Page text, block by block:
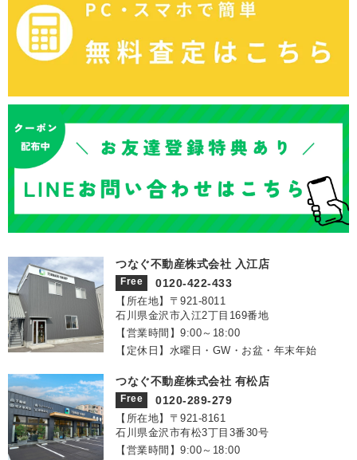
つなぐ不動産株式会社 入江店
Free 0120-422-433
【所在地】〒921‐8011
石川県金沢市入江2丁目169番地
【営業時間】9:00～18:00
【定休日】水曜日・GW・お盆・年末年始
つなぐ不動産株式会社 有松店
Free 0120-289-279
【所在地】〒921‐8161
石川県金沢市有松3丁目3番30号
【営業時間】9:00～18:00